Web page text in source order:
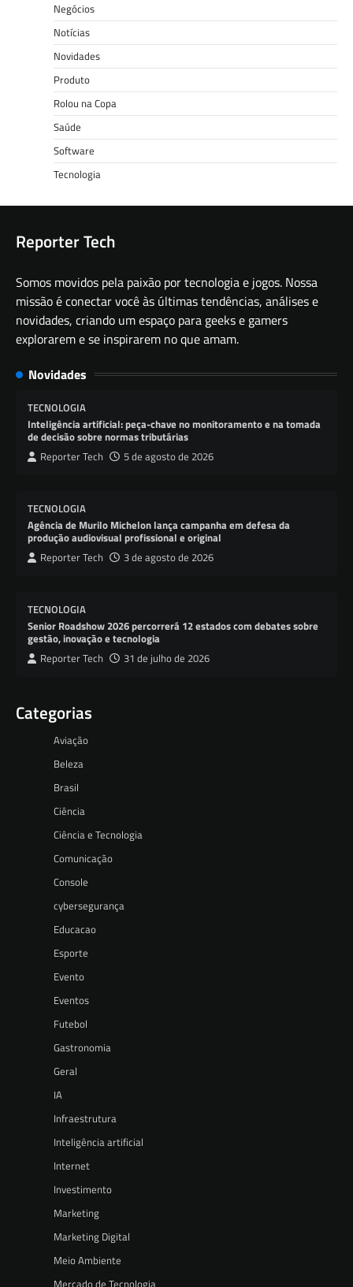
Negócios
Notícias
Novidades
Produto
Rolou na Copa
Saúde
Software
Tecnologia
Reporter Tech
Somos movidos pela paixão por tecnologia e jogos. Nossa
missão é conectar você às últimas tendências, análises e
novidades, criando um espaço para geeks e gamers
explorarem e se inspirarem no que amam.
Novidades
TECNOLOGIA
Inteligência artificial: peça-chave no monitoramento e na tomada
de decisão sobre normas tributárias
Reporter Tech 5 de agosto de 2026
TECNOLOGIA
Agência de Murilo Michelon lança campanha em defesa da
produção audiovisual profissional e original
Reporter Tech 3 de agosto de 2026
TECNOLOGIA
Senior Roadshow 2026 percorrerá 12 estados com debates sobre
gestão, inovação e tecnologia
Reporter Tech 31 de julho de 2026
Categorias
Aviação
Beleza
Brasil
Ciência
Ciência e Tecnologia
Comunicação
Console
cybersegurança
Educacao
Esporte
Evento
Eventos
Futebol
Gastronomia
Geral
IA
Infraestrutura
Inteligência artificial
Internet
Investimento
Marketing
Marketing Digital
Meio Ambiente
Mercado de Tecnologia